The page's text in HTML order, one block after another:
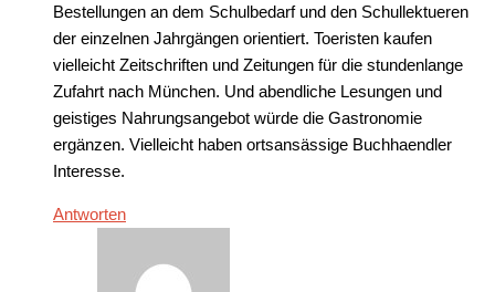
Bestellungen an dem Schulbedarf und den Schullektueren
der einzelnen Jahrgängen orientiert. Toeristen kaufen
vielleicht Zeitschriften und Zeitungen für die stundenlange
Zufahrt nach München. Und abendliche Lesungen und
geistiges Nahrungsangebot würde die Gastronomie
ergänzen. Vielleicht haben ortsansässige Buchhaendler
Interesse.
Antworten